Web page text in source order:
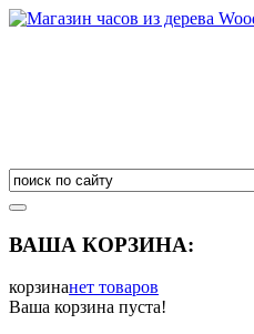
ВАША КОРЗИНА:
корзинанет товаров
Ваша корзина пуста!